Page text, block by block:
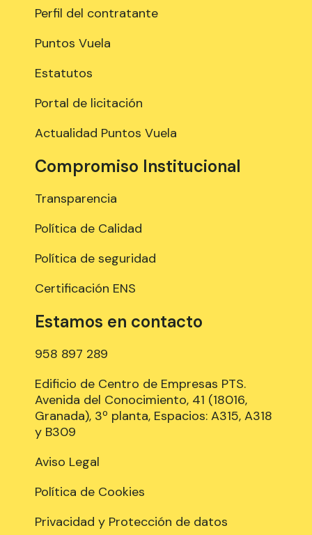
Perfil del contratante
Puntos Vuela
Estatutos
Portal de licitación
Actualidad Puntos Vuela
Compromiso Institucional
Transparencia
Política de Calidad
Política de seguridad
Certificación ENS
Estamos en contacto
958 897 289
Edificio de Centro de Empresas PTS.
Avenida del Conocimiento, 41 (18016,
Granada), 3º planta, Espacios: A315, A318
y B309
Aviso Legal
Política de Cookies
Privacidad y Protección de datos